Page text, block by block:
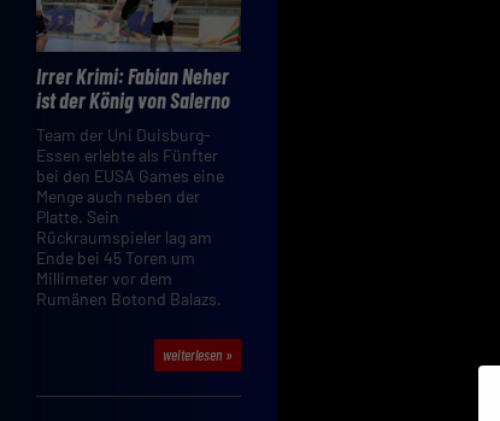
Irrer Krimi: Fabian Neher
ist der König von Salerno
Team der Uni Duisburg-
Essen erlebte als Fünfter
bei den EUSA Games eine
Menge auch neben der
Platte. Sein
Rückraumspieler lag am
Ende bei 45 Toren um
Millimeter vor dem
Rumänen Botond Balazs.
weiterlesen »